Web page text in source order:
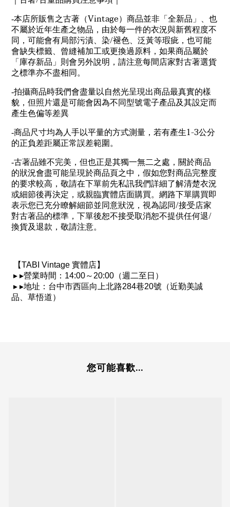
-本店所販售之古著（Vintage）商品並非「全新品」、也
不屬於近年生產之物品，由於每一件的衣況與新舊程度不
同，可能會有局部污漬、染/褪色、泛黃等瑕疵，也可能
會缺失標籤、曾縫補加工或更換過原料，如果商品屬於
「庫存新品」則會另外說明，請注意每間店家對古著選貨
之標準亦不盡相同。
-拍攝商品時我們會盡量以自然光呈現出商品最真實的樣
貌，但照片還是可能會因為不同型號電子產品及其設定而
產生色偏等差異
-商品尺寸均為人手以平量的方式測量，若有產生1-3公分
的正負差距屬正常誤差範圍。
-古著品雖不完美，但也正是其獨一無二之處，關於商品
的狀況會盡可能呈現於商品頁之中，假如您對商品完整度
的要求較高，敬請在下單前先私訊我們詳細了解清楚衣況
或細節後再決定，或親臨實體店面購買。網路下單購買即
表示您已充分瞭解細節並同意狀況，視為認同/接受店家
對古著品的標準，下單後恕不接受取消恕不提供任何退/
換貨及退款，敬請注意。
【TABI Vintage 實體店】
▸ ▸營業時間： 14:00～ 20:00 （週二至日）
▸ ▸地址：台中市西區向上北路284巷20號（近勤美誠
品、草悟道）
您可能喜歡...